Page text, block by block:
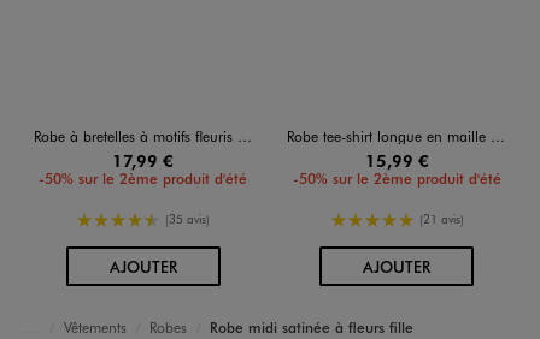
Robe à bretelles à motifs fleuris avec buste smocké fille
17,99 €
-50% sur le 2ème produit d'été
4.5/5 de moyenne
(35 avis)
AJOUTERAU PANIER
Robe tee-shirt longue en maille côtelée rayée fille
15,99 €
-50% sur le 2ème produit d'été
5/5 de moyenne
(21 avis)
AJOUTERAU PANIER
Vêtements Robes Robe midi satinée à fleurs fille